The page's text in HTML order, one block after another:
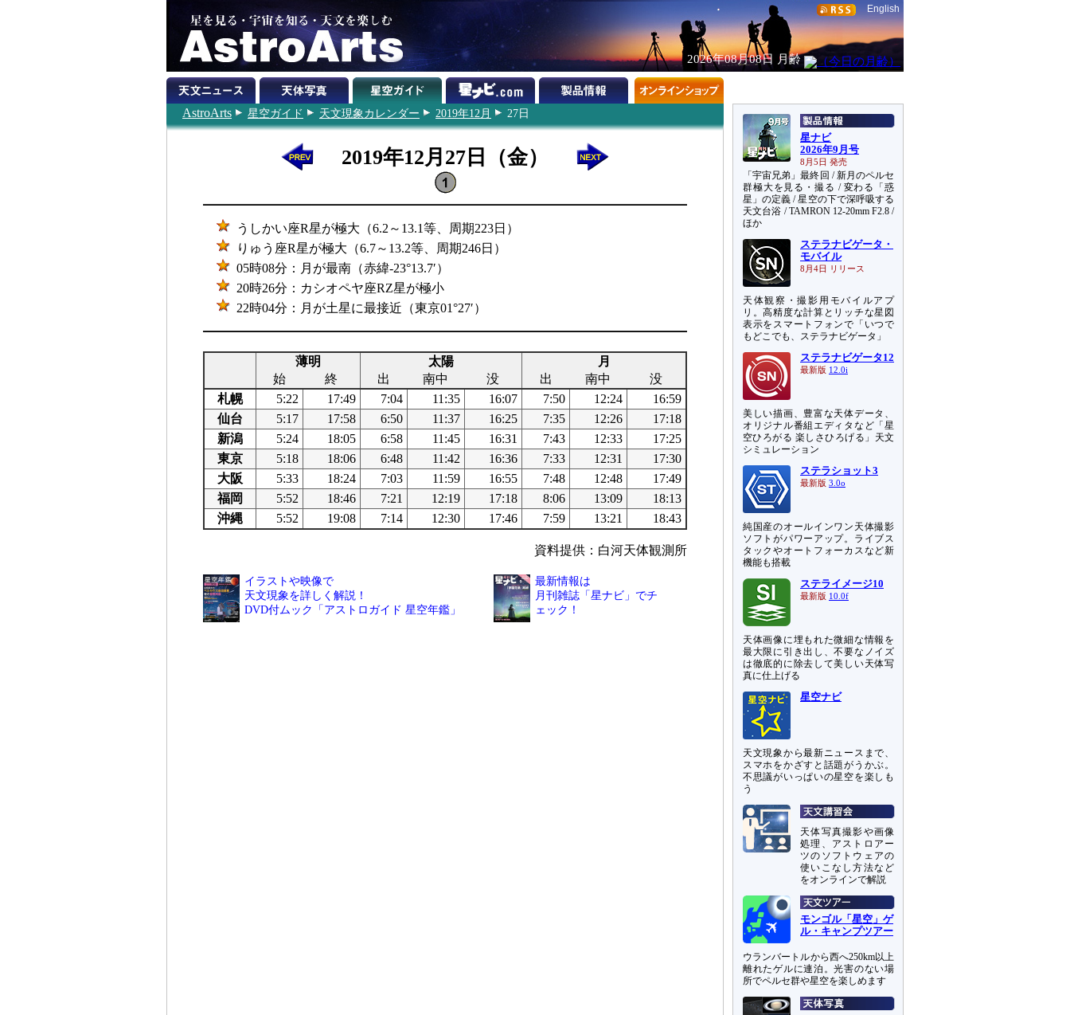
English
2026年08月08日 月齢
AstroArts 星空ガイド 天文現象カレンダー 2019年12月 27日
2019年12月27日（金）
うしかい座R星が極大（6.2～13.1等、周期223日）
りゅう座R星が極大（6.7～13.2等、周期246日）
05時08分：月が最南（赤緯-23°13.7′）
20時26分：カシオペヤ座RZ星が極小
22時04分：月が土星に最接近（東京01°27′）
薄明 太陽
月
始
終 出 南中 没 出 南中
没
札幌
5:22 17:49 7:04 11:35 16:07 7:50 12:24
16:59
仙台
5:17 17:58 6:50 11:37 16:25 7:35 12:26
17:18
新潟
5:24 18:05 6:58 11:45 16:31 7:43 12:33
17:25
東京
5:18 18:06 6:48 11:42 16:36 7:33 12:31
17:30
大阪
5:33 18:24 7:03 11:59 16:55 7:48 12:48
17:49
福岡
5:52 18:46 7:21 12:19 17:18 8:06 13:09
18:13
沖縄
5:52 19:08 7:14 12:30 17:46 7:59 13:21 18:43
資料提供：白河天体観測所
イラストや映像で
天文現象を詳しく解説！
DVD付ムック「アストロガイド 星空年鑑」
最新情報は
月刊雑誌「星ナビ」でチ
ェック！
星ナビ
2026年9月号
8月5日 発売
「宇宙兄弟」最終回 / 新月のペルセ
群極大を見る・撮る / 変わる「惑
星」の定義 / 星空の下で深呼吸する
天文台浴 / TAMRON 12-20mm F2.8 /
ほか
ステラナビゲータ・
モバイル
8月4日 リリース
天体観察・撮影用モバイルアプ
リ。高精度な計算とリッチな星図
表示をスマートフォンで「いつで
もどこでも、ステラナビゲータ」
ステラナビゲータ12
最新版 12.0i
美しい描画、豊富な天体データ、
オリジナル番組エディタなど「星
空ひろがる 楽しさひろげる」天文
シミュレーション
ステラショット3
最新版 3.0o
純国産のオールインワン天体撮影
ソフトがパワーアップ。ライブス
タックやオートフォーカスなど新
機能も搭載
ステライメージ10
最新版 10.0f
天体画像に埋もれた微細な情報を
最大限に引き出し、不要なノイズ
は徹底的に除去して美しい天体写
真に仕上げる
星空ナビ
天文現象から最新ニュースまで、
スマホをかざすと話題がうかぶ。
不思議がいっぱいの星空を楽しも
う
天体写真撮影や画像
処理、アストロアー
ツのソフトウェアの
使いこなし方法など
をオンラインで解説
モンゴル「星空」ゲ
ル・キャンプツアー
ウランバートルから西へ250km以上
離れたゲルに連泊。光害のない場
所でペルセ群や星空を楽しめます